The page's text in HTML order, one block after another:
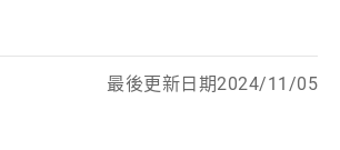
最後更新日期2024/11/05